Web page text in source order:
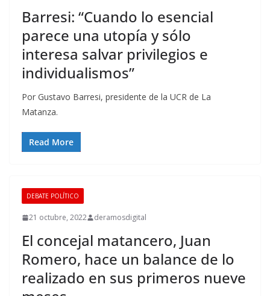
Barresi: “Cuando lo esencial
parece una utopía y sólo
interesa salvar privilegios e
individualismos”
Por Gustavo Barresi, presidente de la UCR de La
Matanza.
Read More
DEBATE POLÍTICO
21 octubre, 2022 deramosdigital
El concejal matancero, Juan
Romero, hace un balance de lo
realizado en sus primeros nueve